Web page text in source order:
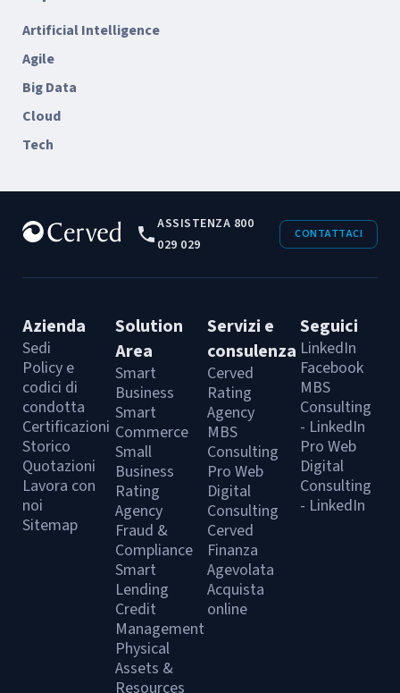
IT, la metodologia agile è ormai
indispensabile per creare prodotti
digitali innovativi e di valore
La metodologia agile è ormai molto diffusa
nelle aziende di successo; ma le trasformazioni
rappresentano sfide sempre complesse
Artificial Intelligence
Agile
Big Data
Cloud
Tech
ASSISTENZA 800
029 029
CONTATTACI
Azienda
Sedi
Policy e
codici di
condotta
Certificazioni
Storico
Quotazioni
Lavora con
noi
Sitemap
Solution
Area
Smart
Business
Smart
Commerce
Small
Business
Rating
Agency
Fraud &
Compliance
Smart
Lending
Credit
Management
Physical
Assets &
Resources
Servizi e
consulenza
Cerved
Rating
Agency
MBS
Consulting
Pro Web
Digital
Consulting
Cerved
Finanza
Agevolata
Acquista
online
Seguici
LinkedIn
Facebook
MBS
Consulting
- LinkedIn
Pro Web
Digital
Consulting
- LinkedIn